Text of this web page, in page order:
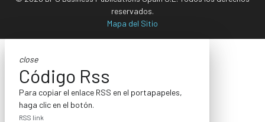
reservados.
Mapa del Sitio
close
Código Rss
Para copiar el enlace RSS en el portapapeles,
haga clic en el botón.
RSS link